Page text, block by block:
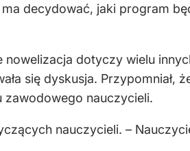
decydować, jaki program
dotyczy wielu
się dyskusja. Przypomniał,
zawodowego nauczycieli.
nauczycieli. –